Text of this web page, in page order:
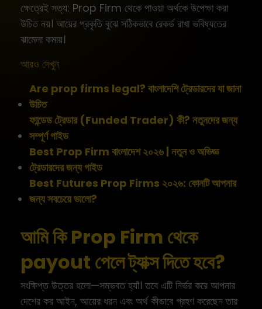
ক্ষেত্রেই সত্য: Prop Firm থেকে পাওয়া অর্থকে উপেক্ষা করা
উচিত নয়। আয়ের প্রকৃতি বুঝে সঠিকভাবে রেকর্ড রাখা ভবিষ্যতের
ঝামেলা কমায়।
আরও দেখুন
Are prop firms legal? বাংলাদেশি ট্রেডারদের যা জানা
উচিত
ফান্ডেড ট্রেডার (Funded Trader) কী? নতুনদের জন্য
সম্পূর্ণ গাইড
Best Prop Firm বাংলাদেশ ২০২৬ | নতুন ও অভিজ্ঞ
ট্রেডারদের জন্য গাইড
Best Futures Prop Firms ২০২৬: কোনটি আপনার
জন্য সবচেয়ে ভালো?
আমি কি Prop Firm থেকে
payout পেলে ট্যাক্স দিতে হবে?
সংক্ষিপ্ত উত্তর হলো—সম্ভবত হ্যাঁ। তবে এটি নির্ভর করে আপনার
দেশের কর আইন, আয়ের ধরন এবং অর্থ কীভাবে গ্রহণ করেছেন তার